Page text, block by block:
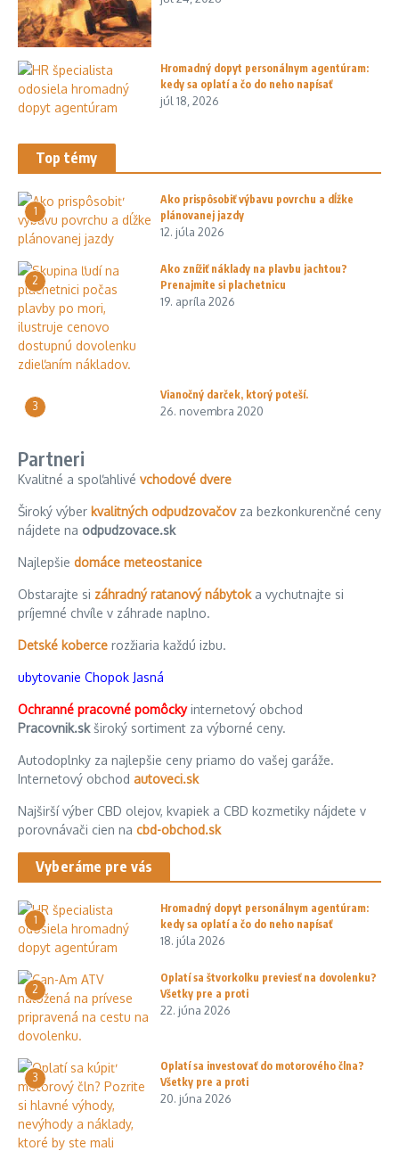
Hromadný dopyt personálnym agentúram:
kedy sa oplatí a čo do neho napísať
júl 18, 2026
Top témy
1
Ako prispôsobiť výbavu povrchu a dĺžke
plánovanej jazdy
12. júla 2026
2
Ako znížiť náklady na plavbu jachtou?
Prenajmite si plachetnicu
19. apríla 2026
3
Vianočný darček, ktorý poteší.
26. novembra 2020
Partneri
Kvalitné a spoľahlivé vchodové dvere
Široký výber kvalitných odpudzovačovza bezkonkurenčné ceny
nájdete na odpudzovace.sk
Najlepšie domáce meteostanice
Obstarajte si záhradný ratanový nábytoka vychutnajte si
príjemné chvíle v záhrade naplno.
Detské koberce rozžiaria každú izbu.
ubytovanie Chopok Jasná
Ochranné pracovné pomôckyinternetový obchod
Pracovnik.skširoký sortiment za výborné ceny.
Autodoplnky za najlepšie ceny priamo do vašej garáže.
Internetový obchod autoveci.sk
Najširší výber CBD olejov, kvapiek a CBD kozmetiky nájdete v
porovnávači cien na cbd-obchod.sk
Vyberáme pre vás
1
Hromadný dopyt personálnym agentúram:
kedy sa oplatí a čo do neho napísať
18. júla 2026
2
Oplatí sa štvorkolku previesť na dovolenku?
Všetky pre a proti
22. júna 2026
3
Oplatí sa investovať do motorového člna?
Všetky pre a proti
20. júna 2026